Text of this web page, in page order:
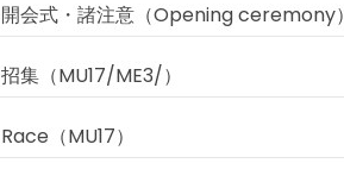
開会式・諸注意（Opening ceremony）
招集（MU17/ME3/）
Race（MU17）